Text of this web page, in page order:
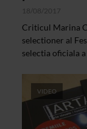
18/08/2017
Criticul Marina
selectioner al
selectia oficiala
VIDEO